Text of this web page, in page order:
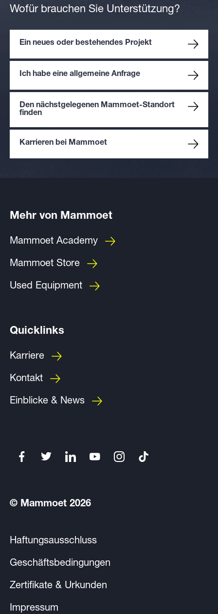
Wofür brauchen Sie Unterstützung?
Ein neues oder bestehendes Projekt
Ich habe eine allgemeine Anfrage
Den nächstgelegenen Mammoet-Standort
finden
Karrieren bei Mammoet
Mehr von Mammoet
Mammoet Academy
Mammoet Store
Used Equipment
Quicklinks
Karriere
Kontakt
Einblicke & News
© Mammoet 2026
Haftungsausschluss
Geschäftsbedingungen
Zertifikate & Urkunden
Impressum